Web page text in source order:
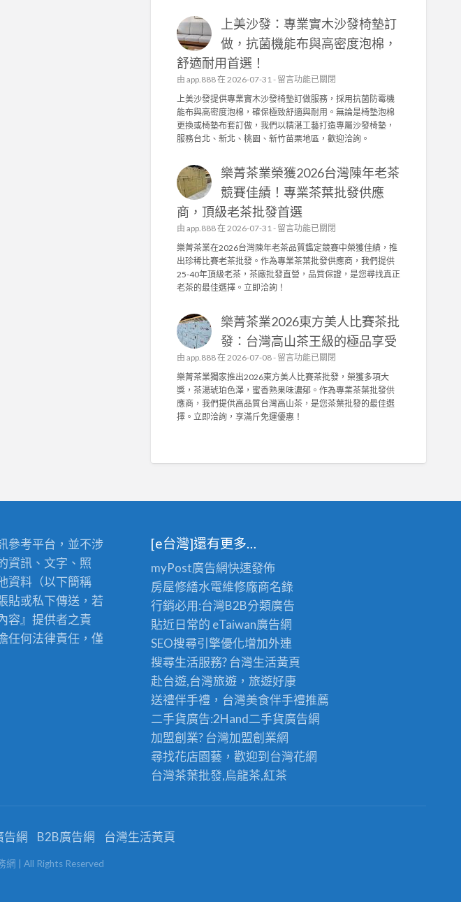
！
園
常
管
理
，
成
就
級
茶
葉
批
發
供
應
商
〉
中
業
實
木
發
墊
訂
做
，
密
度
泡
棉
、
機
能
布
套
打
舒
適
耐
用
輕
鬆
拆
洗
中
上美沙發：專業實木沙發椅墊訂
做，抗菌機能布與高密度泡棉，
舒適耐用首選！
由 app.888在 2026-07-31 - 在
〈
上
美
沙
發
專
業
實
木
沙
椅
墊
訂
做
抗
機
能
布
與
高
密
度
，
耐
中
留言功能已關閉
上美沙發提供專業實木沙發椅墊訂做服務，採用抗菌防霉機
能布與高密度泡棉，確保極致舒適與耐用。無論是椅墊泡棉
更換或椅墊布套訂做，我們以精湛工藝打造專屬沙發椅墊，
服務台北、新北、桃園、新竹苗栗地區，歡迎洽詢。
樂菁茶業榮獲2026台灣陳年老茶
競賽佳績！專業茶葉批發供應
商，頂級老茶批發首選
由 app.888在 2026-07-31 - 在
〈
樂
菁
茶
業
獲
2
0
2
6
台
灣
陳
競
批
發
供
應
商
，
頂
級
老
茶
批
發
首
選
〉
留言功能已關閉
樂菁茶業在2026台灣陳年老茶品質鑑定競賽中榮獲佳績，推
出珍稀比賽老茶批發。作為專業茶葉批發供應商，我們提供
25-40年頂級老茶，茶廠批發直營，品質保證，是您尋找真正
老茶的最佳選擇。立即洽詢！
樂菁茶業2026東方美人比賽茶批
發：台灣高山茶王級的極品享受
由 app.888在 2026-07-08 - 在
〈
樂
菁
茶
業
2
方
批
發
：
台
灣
高
山
茶
王
級
的
品
享
受
〉
留言功能已關閉
樂菁茶業獨家推出2026東方美人比賽茶批發，榮獲多項大
獎，茶湯琥珀色澤，蜜香熟果味濃郁。作為專業茶葉批發供
應商，我們提供高品質台灣高山茶，是您茶葉批發的最佳選
擇。立即洽詢，享滿斤免運優惠！
參考平台，並不涉
資訊、文字、照
資料（以下簡稱
貼或私下傳送，若
容』提供者之責
任何法律責任，僅
[e台灣]還有更多…
myPost廣告網快速發佈
房屋修繕水電維修廠商名錄
行銷必用:台灣B2B分類廣告
貼近日常的 eTaiwan廣告網
SEO搜尋引擎優化增加外連
搜尋生活服務? 台灣生活黃頁
赴台遊,台灣旅遊 ，旅遊好康
送禮伴手禮，台灣美食伴手禮推薦
二手貨廣告:2Hand二手貨廣告網
加盟創業? 台灣加盟創業網
尋找花店園藝，歡迎到 台灣花網
台灣茶葉批發,烏龍茶,紅茶
告網 B2B廣告網 台灣生活黃頁
網 | All Rights Reserved